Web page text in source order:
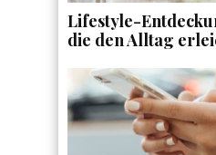
Lifestyle-
die den Alltag